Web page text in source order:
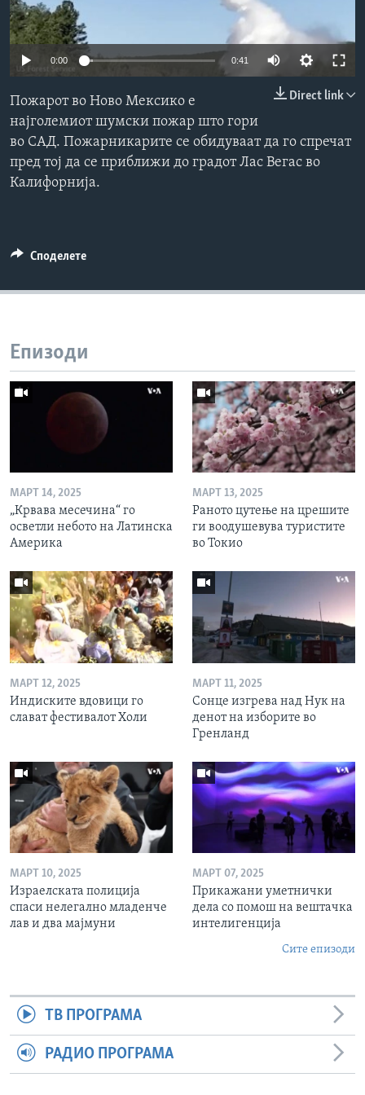
ИНТЕРВЈУА
Јазици
0:00 0:41
Direct link
Пожарот во Ново Мексико е
најголемиот шумски пожар што гори
во САД. Пожарникарите се обидуваат да го спречат
пред тој да се приближи до градот Лас Вегас во
Калифорнија.
Споделете
Епизоди
МАРТ 14, 2025
„Крвава месечина“ го
осветли небото на Латинска
Америка
МАРТ 13, 2025
Раното цутење на црешите
ги воодушевува туристите
во Токио
МАРТ 12, 2025
Индиските вдовици го
слават фестивалот Холи
МАРТ 11, 2025
Сонце изгрева над Нук на
денот на изборите во
Гренланд
МАРТ 10, 2025
Израелската полиција
спаси нелегално младенче
лав и два мајмуни
МАРТ 07, 2025
Прикажани уметнички
дела со помош на вештачка
интелигенција
Сите епизоди
ТВ ПРОГРАМА
РАДИО ПРОГРАМА